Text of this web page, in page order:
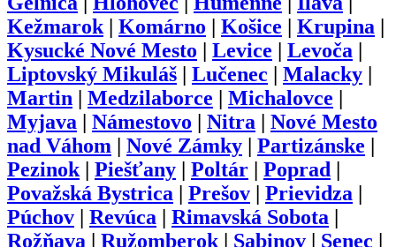
Kežmarok | Komárno | Košice | Krupina |
Kysucké Nové Mesto | Levice | Levoča |
Liptovský Mikuláš | Lučenec | Malacky |
Martin | Medzilaborce | Michalovce |
Myjava | Námestovo | Nitra | Nové Mesto
nad Váhom | Nové Zámky | Partizánske |
Pezinok | Piešťany | Poltár | Poprad |
Považská Bystrica | Prešov | Prievidza |
Púchov | Revúca | Rimavská Sobota |
Rožňava | Ružomberok | Sabinov | Senec |